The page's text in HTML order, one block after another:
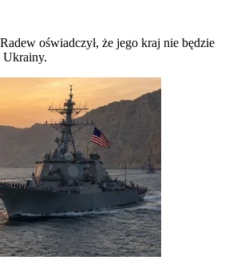
oświadczył, że jego kraj nie będzie
Ukrainy.